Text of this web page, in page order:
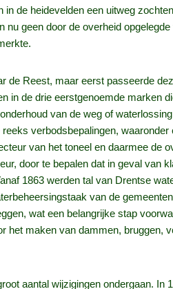
de heidevelden een uitweg
geen door de overheid
de Reest, maar eerst passeerde
in de drie eerstgenoemde marken
van de weg of
verbodsbepalingen,
van het toneel en daarmee de
door te bepalen dat in geval van
1863 werden tal van Drentse
van de
wat een belangrijke stap
het maken van dammen, bruggen,
aantal wijzigingen ondergaan. In